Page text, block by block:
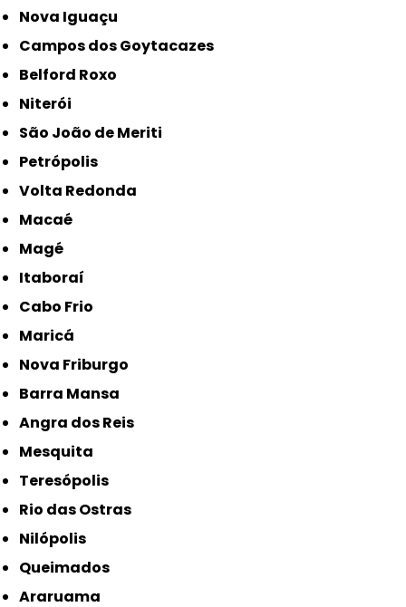
Nova Iguaçu
Campos dos Goytacazes
Belford Roxo
Niterói
São João de Meriti
Petrópolis
Volta Redonda
Macaé
Magé
Itaboraí
Cabo Frio
Maricá
Nova Friburgo
Barra Mansa
Angra dos Reis
Mesquita
Teresópolis
Rio das Ostras
Nilópolis
Queimados
Araruama